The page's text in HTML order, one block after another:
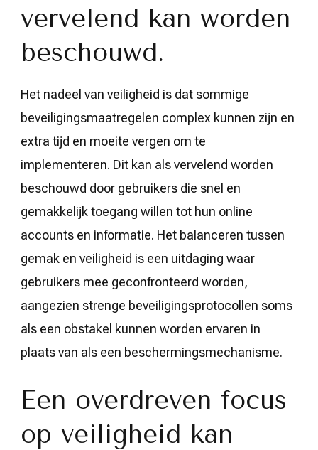
vervelend kan worden
beschouwd.
Het nadeel van veiligheid is dat sommige
beveiligingsmaatregelen complex kunnen zijn en
extra tijd en moeite vergen om te
implementeren. Dit kan als vervelend worden
beschouwd door gebruikers die snel en
gemakkelijk toegang willen tot hun online
accounts en informatie. Het balanceren tussen
gemak en veiligheid is een uitdaging waar
gebruikers mee geconfronteerd worden,
aangezien strenge beveiligingsprotocollen soms
als een obstakel kunnen worden ervaren in
plaats van als een beschermingsmechanisme.
Een overdreven focus
op veiligheid kan